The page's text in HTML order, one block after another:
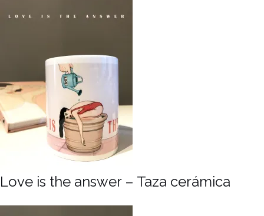
Love is the answer – Taza cerámica